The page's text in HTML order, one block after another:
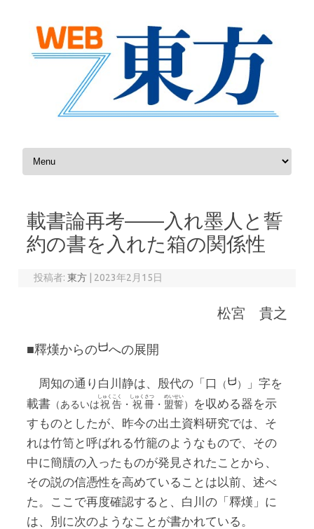
コンテンツへスキップ
載書論再考――入れ墨人と誓
約の書を入れた箱の関係性
投稿者:東方 | 2023年2月15日
松宮 貴之
■釋熯からの への展開
周知の通り白川静は、殷代の「口 （ ）
」字を
載書 （あるいは祝
しゅく
告
こく
・ 祝
しゅく
冊
さつ
・ 盟
めい
誓
せい
）
を収める器を示
すものとしたが、昨今の出土資料研究では、そ
れは竹笥と呼ばれる竹籠のようなもので、その
中に簡牘の入ったものが発見されたことから、
その説の信憑性を高めていることは以前、述べ
た。ここで再度確認すると、白川の「釋熯」に
は、別に次のようなことが書かれている。